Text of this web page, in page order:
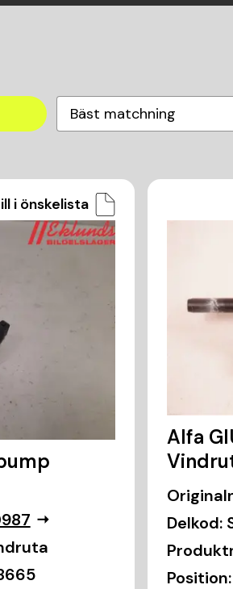
Bäst matchning
i önskelista
Alfa
Delkod:
Position: